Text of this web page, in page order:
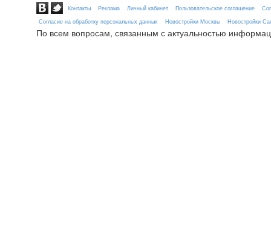
Контакты Реклама Личный кабинет Пользовательское соглашение
Согласие на обработку персональных данных
Новостройки Москвы Новостройки
По всем вопросам, связанным с актуальностью